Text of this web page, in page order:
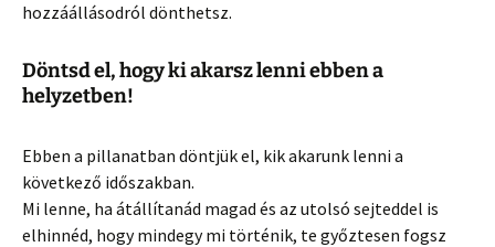
hozzáállásodról dönthetsz.
Döntsd el, hogy ki akarsz lenni ebben a
helyzetben!
Ebben a pillanatban döntjük el, kik akarunk lenni a
következő időszakban.
Mi lenne, ha átállítanád magad és az utolsó sejteddel is
elhinnéd, hogy mindegy mi történik, te győztesen fogsz